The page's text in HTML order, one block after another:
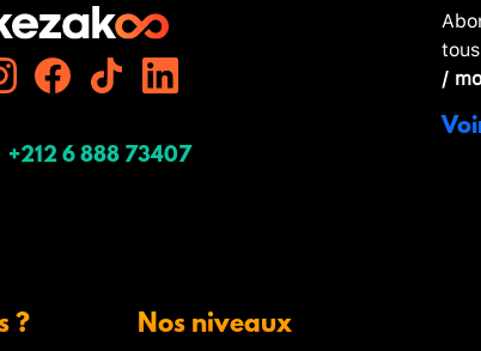
+212 6 888 73407
/
? Nos niveaux